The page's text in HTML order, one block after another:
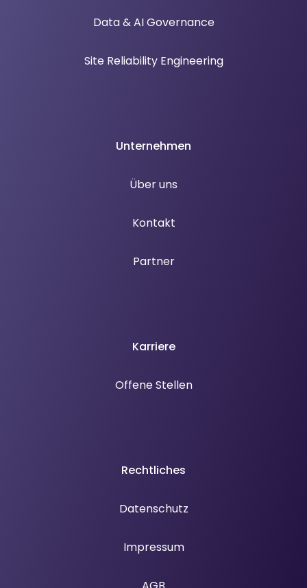
Data & AI Governance
Site Reliability Engineering
Unternehmen
Über uns
Kontakt
Partner
Karriere
Offene Stellen
Rechtliches
Datenschutz
Impressum